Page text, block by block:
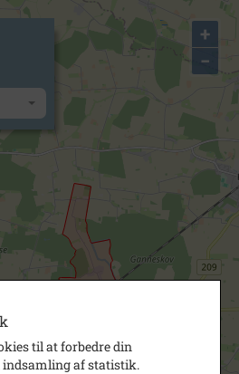
+
−
til at forbedre din
indsamling af statistik.